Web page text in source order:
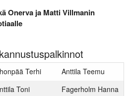
Onerva ja Matti Villmanin
Terhi
Anttila Teemu
Toni
Fagerholm Hanna